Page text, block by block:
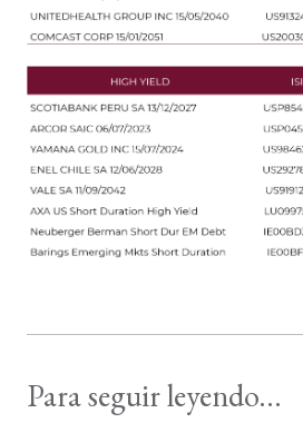
Para seguir leyendo...